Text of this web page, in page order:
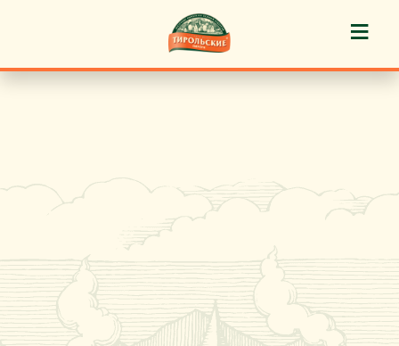
≡
Пирожные «Тирольские» ®
Торты «Тирольские» ®
Куличи
Кафе-кондитерские